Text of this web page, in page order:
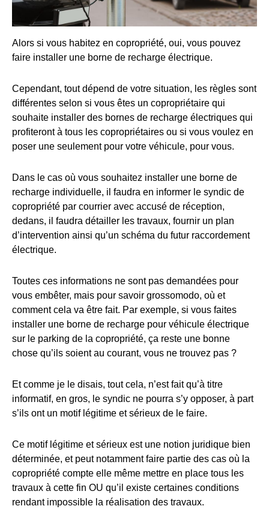
Alors si vous habitez en copropriété, oui, vous pouvez
faire installer une borne de recharge électrique.
Cependant, tout dépend de votre situation, les règles sont
différentes selon si vous êtes un copropriétaire qui
souhaite installer des bornes de recharge électriques qui
profiteront à tous les copropriétaires ou si vous voulez en
poser une seulement pour votre véhicule, pour vous.
Dans le cas où vous souhaitez installer une borne de
recharge individuelle, il faudra en informer le syndic de
copropriété par courrier avec accusé de réception,
dedans, il faudra détailler les travaux, fournir un plan
d’intervention ainsi qu’un schéma du futur raccordement
électrique.
Toutes ces informations ne sont pas demandées pour
vous embêter, mais pour savoir grossomodo, où et
comment cela va être fait. Par exemple, si vous faites
installer une borne de recharge pour véhicule électrique
sur le parking de la copropriété, ça reste une bonne
chose qu’ils soient au courant, vous ne trouvez pas ?
Et comme je le disais, tout cela, n’est fait qu’à titre
informatif, en gros, le syndic ne pourra s’y opposer, à part
s’ils ont un motif légitime et sérieux de le faire.
Ce motif légitime et sérieux est une notion juridique bien
déterminée, et peut notamment faire partie des cas où la
copropriété compte elle même mettre en place tous les
travaux à cette fin OU qu’il existe certaines conditions
rendant impossible la réalisation des travaux.